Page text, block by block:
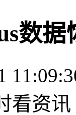
数据
看资讯